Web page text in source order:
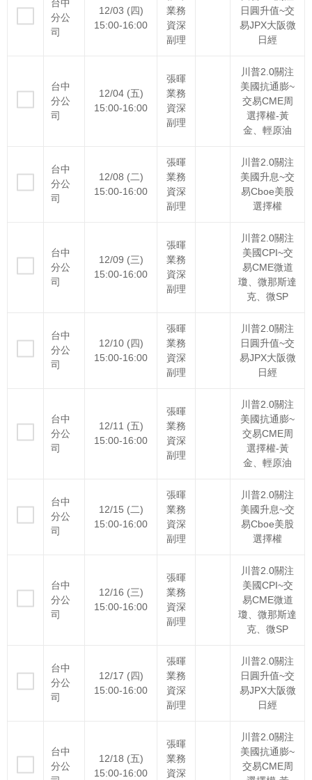
台中
分公
司
12/03 (四)
15:00-16:00
業務
資深
副理
日圓升值~交
易JPX大阪微
日經
台中
分公
司
12/04 (五)
15:00-16:00
張暉
業務
資深
副理
川普2.0關注
美國抗通膨~
交易CME周
選擇權-黃
金、輕原油
台中
分公
司
12/08 (二)
15:00-16:00
張暉
業務
資深
副理
川普2.0關注
美國升息~交
易Cboe美股
選擇權
台中
分公
司
12/09 (三)
15:00-16:00
張暉
業務
資深
副理
川普2.0關注
美國CPI~交
易CME微道
瓊、微那斯達
克、微SP
台中
分公
司
12/10 (四)
15:00-16:00
張暉
業務
資深
副理
川普2.0關注
日圓升值~交
易JPX大阪微
日經
台中
分公
司
12/11 (五)
15:00-16:00
張暉
業務
資深
副理
川普2.0關注
美國抗通膨~
交易CME周
選擇權-黃
金、輕原油
台中
分公
司
12/15 (二)
15:00-16:00
張暉
業務
資深
副理
川普2.0關注
美國升息~交
易Cboe美股
選擇權
台中
分公
司
12/16 (三)
15:00-16:00
張暉
業務
資深
副理
川普2.0關注
美國CPI~交
易CME微道
瓊、微那斯達
克、微SP
台中
分公
司
12/17 (四)
15:00-16:00
張暉
業務
資深
副理
川普2.0關注
日圓升值~交
易JPX大阪微
日經
台中
分公
12/18 (五)
15:00-16:00
張暉
業務
資深
川普2.0關注
美國抗通膨~
交易CME周